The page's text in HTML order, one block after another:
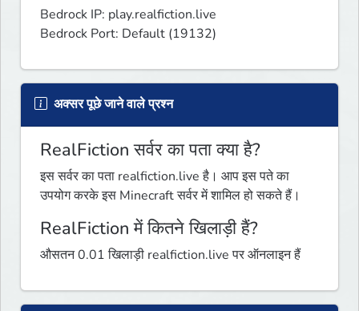
Bedrock IP: play.realfiction.live
Bedrock Port: Default (19132)
अक्सर पूछे जाने वाले प्रश्न
RealFiction सर्वर का पता क्या है?
इस सर्वर का पता realfiction.live है। आप इस पते का
उपयोग करके इस Minecraft सर्वर में शामिल हो सकते हैं।
RealFiction में कितने खिलाड़ी हैं?
औसतन 0.01 खिलाड़ी realfiction.live पर ऑनलाइन हैं